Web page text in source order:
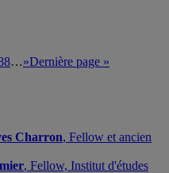
…»Dernière page »
Charron, Fellow et ancien
, Fellow, Institut d'études